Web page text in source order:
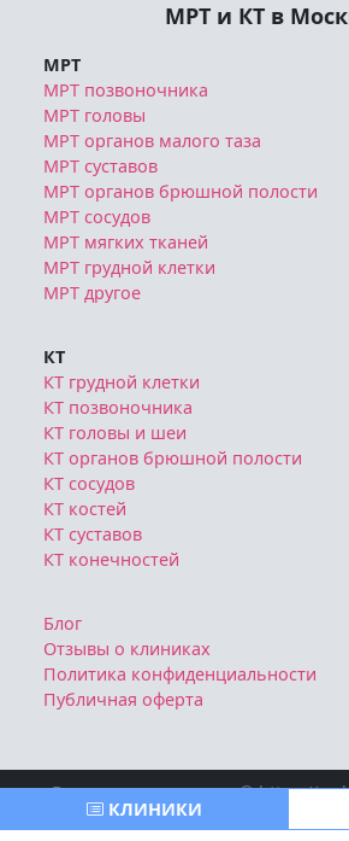
КЛИНИКИ
МРТ и КТ в
МРТ
МРТ позвоночника
МРТ головы
МРТ органов малого таза
МРТ суставов
МРТ органов брюшной полости
МРТ сосудов
МРТ мягких тканей
МРТ грудной клетки
МРТ другое
КТ
КТ грудной клетки
КТ позвоночника
КТ головы и шеи
КТ органов брюшной полости
КТ сосудов
КТ костей
КТ суставов
КТ конечностей
Блог
Отзывы о клиниках
Политика конфиденциальности
Публичная оферта
Все права защищены © https://
Политики